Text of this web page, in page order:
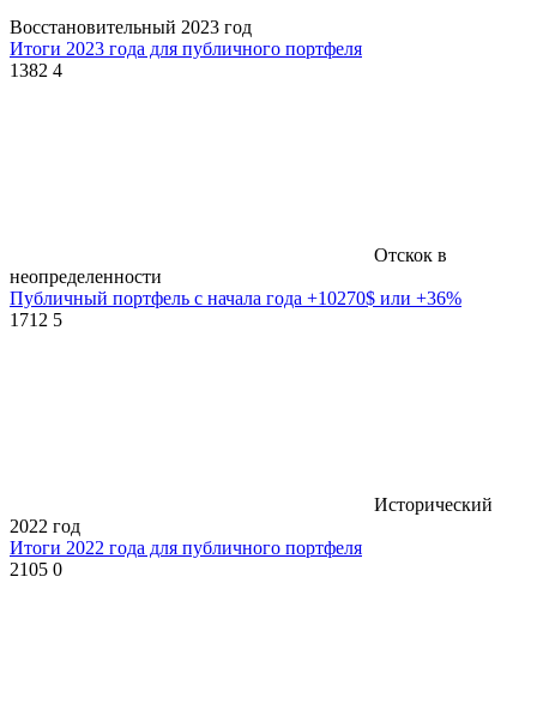
Восстановительный 2023 год
Итоги 2023 года для публичного портфеля
1382 4
Отскок в
неопределенности
Публичный портфель с начала года +10270$ или +36%
1712 5
Исторический
2022 год
Итоги 2022 года для публичного портфеля
2105 0